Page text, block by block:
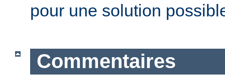
pour une solution
Commentaires